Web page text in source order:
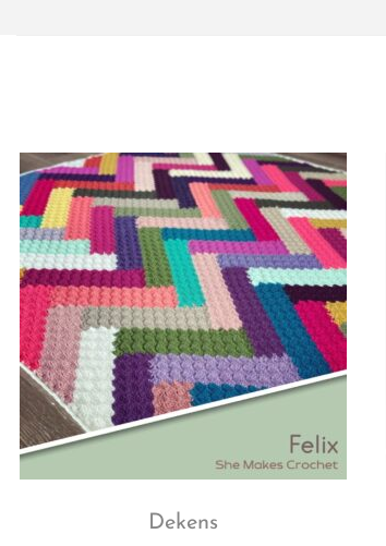
Dekens